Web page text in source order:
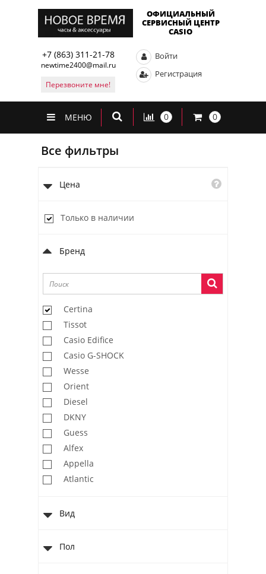
ОФИЦИАЛЬНЫЙ
СЕРВИСНЫЙ ЦЕНТР
CASIO
+7 (863) 311-21-78
newtime2400@mail.ru
Перезвоните мне!
Войти
Регистрация
МЕНЮ 0 0
Все фильтры
Цена
Только в наличии
Бренд
Certina
Tissot
Casio Edifice
Casio G-SHOCK
Wesse
Orient
Diesel
DKNY
Guess
Alfex
Appella
Atlantic
Casio Collection
Вид
Пол